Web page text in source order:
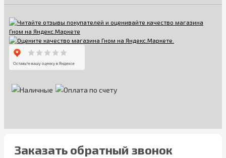
Заказать обратный звонок